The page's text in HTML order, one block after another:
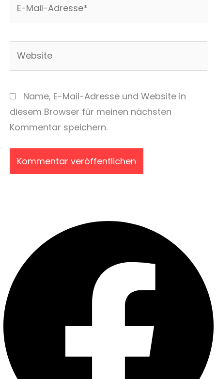
Name, E-Mail-Adresse und Website in
diesem Browser für meinen nächsten
Kommentar speichern.